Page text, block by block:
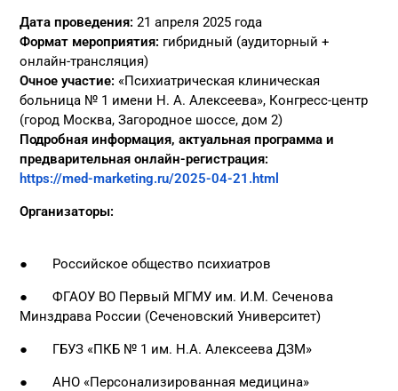
Дата проведения:21 апреля 2025 года
Формат мероприятия: гибридный (аудиторный +
онлайн-трансляция)
Очное участие: «Психиатрическая клиническая
больница № 1 имени Н. А. Алексеева», Конгресс-центр
(город Москва, Загородное шоссе, дом 2)
Подробная информация, актуальная программа и
предварительная онлайн-регистрация:
https://med-marketing.ru/2025-04-21.html
Организаторы:
● Российское общество психиатров
● ФГАОУ ВО Первый МГМУ им. И.М. Сеченова
Минздрава России (Сеченовский Университет)
● ГБУЗ «ПКБ № 1 им. Н.А. Алексеева ДЗМ»
● АНО «Персонализированная медицина»